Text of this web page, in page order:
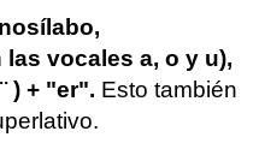
vocales a, o y u),
) + "er". Esto también